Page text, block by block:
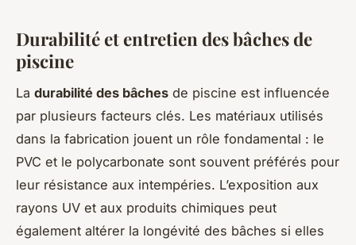
Durabilité et entretien des bâches de
piscine
La durabilité des bâches de piscine est influencée
par plusieurs facteurs clés. Les matériaux utilisés
dans la fabrication jouent un rôle fondamental : le
PVC et le polycarbonate sont souvent préférés pour
leur résistance aux intempéries. L’exposition aux
rayons UV et aux produits chimiques peut
également altérer la longévité des bâches si elles